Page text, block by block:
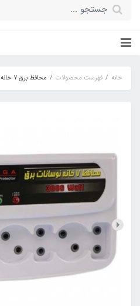
خانه فهرست محصولات محافظ برق ۷ خانه Omega با کابل ۳ متری